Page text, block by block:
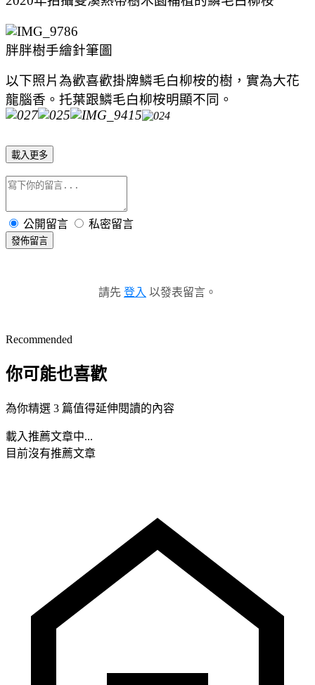
胖胖樹手繪針筆圖
以下照片為歡喜歡掛牌鱗毛白柳桉的樹，實為大花
龍腦香。托葉跟鱗毛白柳桉明顯不同。
載入更多
公開留言 私密留言
發佈留言
請先 登入 以發表留言。
Recommended
你可能也喜歡
為你精選 3 篇值得延伸閱讀的內容
載入推薦文章中...
目前沒有推薦文章